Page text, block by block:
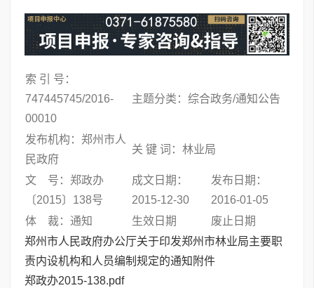
索 引 号：
747445745/2016-
00010
主题分类：综合政务/通知公告
发布机构：郑州市人
民政府
关 键 词：林业局
文 号：郑政办
〔2015〕138号
成文日期：
2015-12-30
发布日期：
2016-01-05
体 裁：通知
生效日期
废止日期
郑州市人民政府办公厅关于印发郑州市林业局主要职
责内设机构和人员编制规定的通知附件
郑政办2015-138.pdf